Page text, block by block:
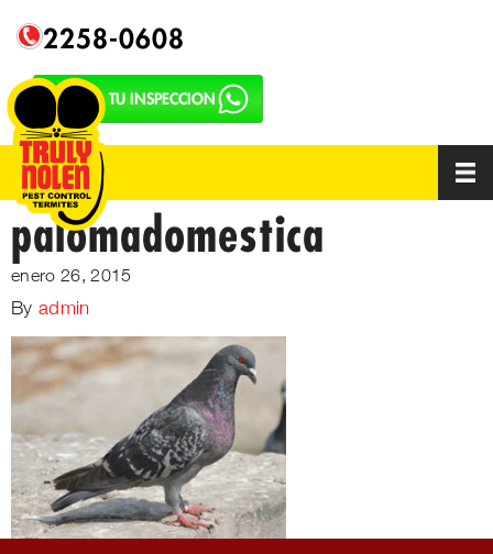
2258-0608
SOLICITA TU INSPECCION
palomadomestica
enero 26, 2015
By admin